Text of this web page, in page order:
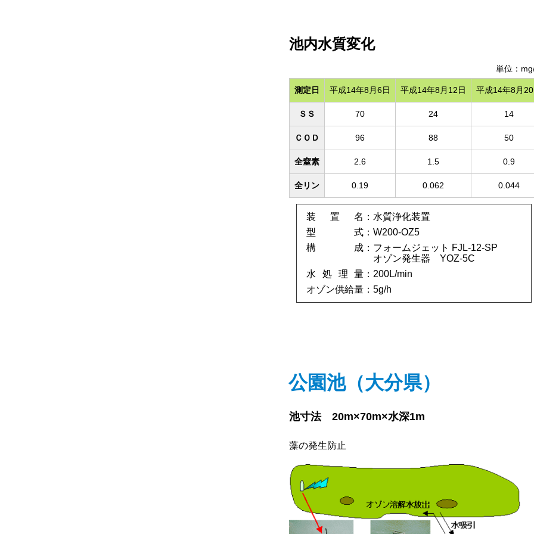
池内水質変化
単位：
測定日 平成14年8月6日 平成14年8月12日 平成14年8月
ＳＳ 70 24 14
ＣＯＤ 96 88 50
全窒素 2.6 1.5 0.9
全リン 0.19 0.062 0.044
装置名
水質浄化装置
型式
W200-OZ5
構成
フォームジェット FJL-12-SP
オゾン発生器 YOZ-5C
水処理量
200L/min
オゾン供給量
5g/h
公園池（大分県）
池寸法 20m×70m×水深1m
藻の発生防止